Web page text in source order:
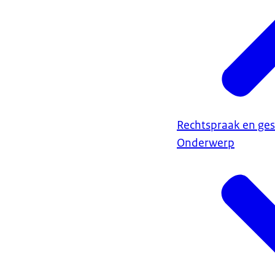
Rechtspraak en
Onderwerp